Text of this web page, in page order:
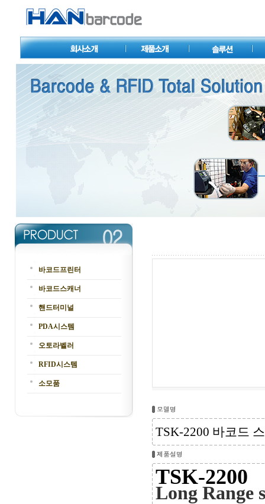
바코드프린터
바코드스캐너
핸드터미널
PDA시스템
오토라벨러
RFID시스템
소모품
TSK-2200 바코드
TSK-2200
Long Range